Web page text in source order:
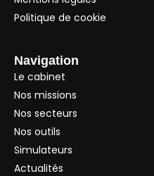
Politique de cookie
Navigation
Le cabinet
Nos missions
Nos secteurs
Nos outils
Simulateurs
Actualités